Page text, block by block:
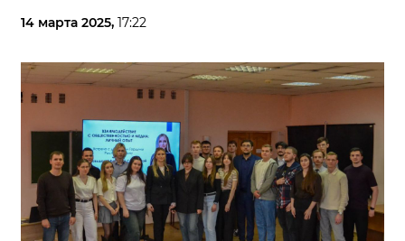
14 марта 2025, 17:22